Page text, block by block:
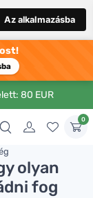
Az alkalmazásba
80 EUR
0
olyan
fog